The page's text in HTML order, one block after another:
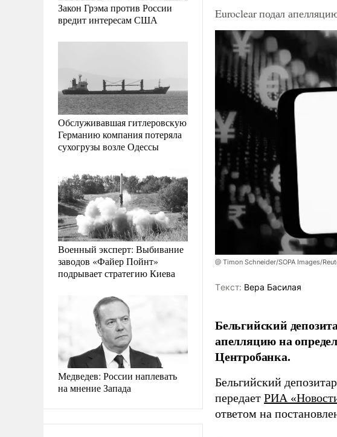
Закон Грэма против России
вредит интересам США
Обслуживавшая гитлеровскую
Германию компания потеряла
сухогрузы возле Одессы
Военный эксперт: Выбивание
заводов «Файер Пойнт»
подрывает стратегию Киева
Медведев: России наплевать
на мнение Запада
Euroclear подал
@ Timon Schneider/SOPA Images/
Tекст: Вера Басилая
Бельгийский
апелляцию на
Центробанка.
Бельгийский
передает РИА
ответом на